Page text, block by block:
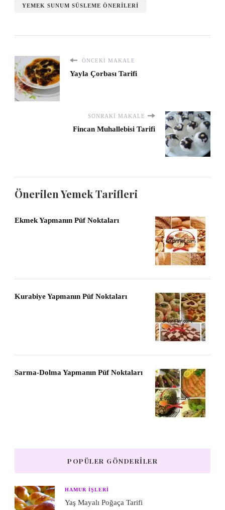
YEMEK SUNUM SÜSLEME ÖNERILERI
ÖNCEKI MAKALE
Yayla Çorbası Tarifi
SONRAKI MAKALE
Fincan Muhallebisi Tarifi
Önerilen Yemek Tarifleri
Ekmek Yapmanın Püf Noktaları
Kurabiye Yapmanın Püf Noktaları
Sarma-Dolma Yapmanın Püf Noktaları
POPÜLER GÖNDERILER
HAMUR IŞLERI
Yaş Mayalı Poğaça Tarifi